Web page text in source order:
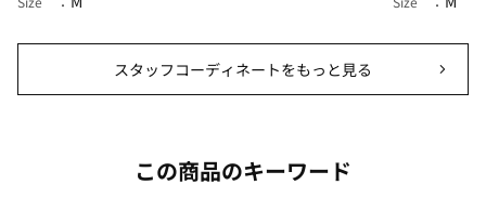
スタッフコーディネートをもっと見る
この商品のキーワード